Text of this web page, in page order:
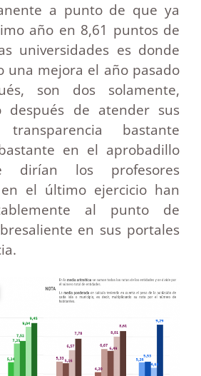
a punto de que ya
año en 8,61 puntos de
universidades es donde
una mejora el año pasado
son dos solamente,
después de atender sus
bastante
en el aprobadillo
dirían los profesores
el último ejercicio han
al punto de
en sus portales